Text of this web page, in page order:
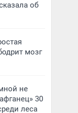
об
мозг
не
30
леса